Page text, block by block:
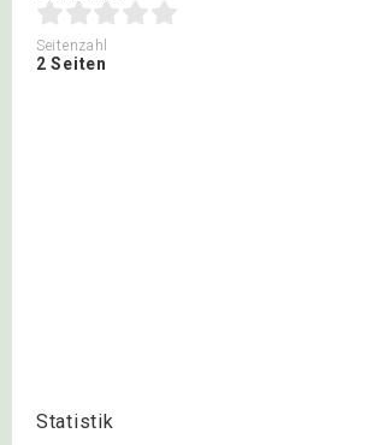
Seitenzahl
2 Seiten
Statistik